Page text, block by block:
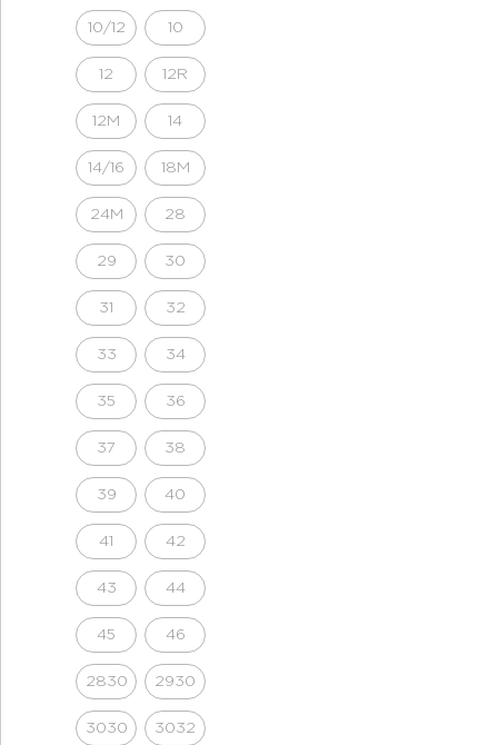
10/12 10
12 12R
12M 14
14/16 18M
24M 28
29 30
31 32
33 34
35 36
37 38
39 40
41 42
43 44
45 46
2830 2930
3030 3032